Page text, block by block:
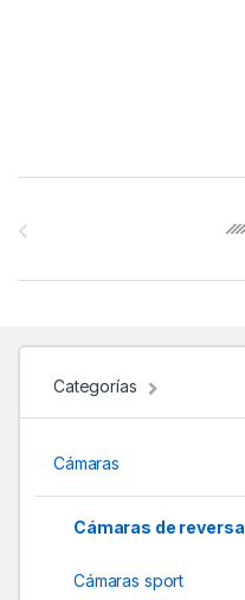
Categorías
Cámaras
Cámaras de reversa
Cámaras sport